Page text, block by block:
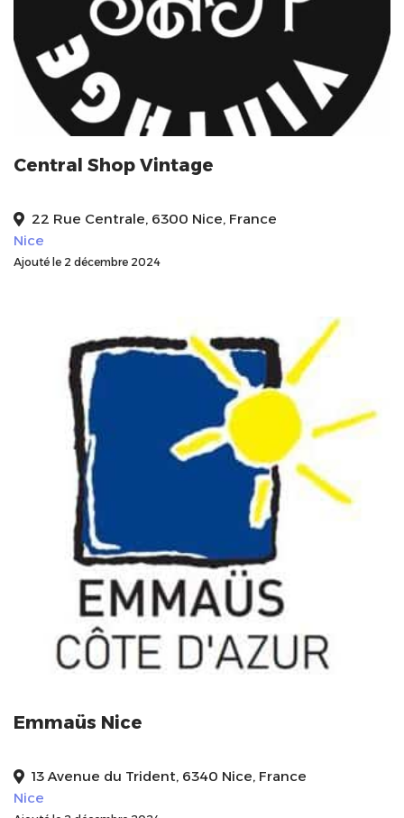
Central Shop Vintage
22 Rue Centrale, 6300 Nice, France
Nice
Ajouté le 2 décembre 2024
Emmaüs Nice
13 Avenue du Trident, 6340 Nice, France
Nice